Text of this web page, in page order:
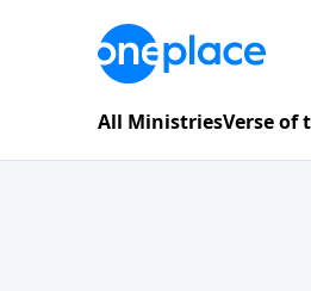
All MinistriesVerse of